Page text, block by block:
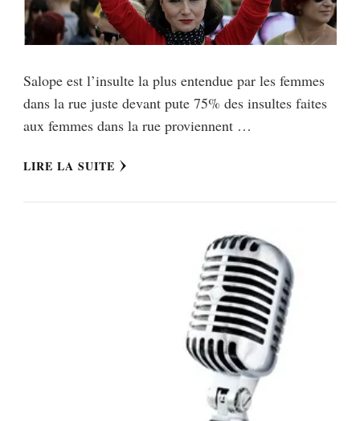
Salope est l’insulte la plus entendue par les femmes
dans la rue juste devant pute 75% des insultes faites
aux femmes dans la rue proviennent …
LIRE LA SUITE